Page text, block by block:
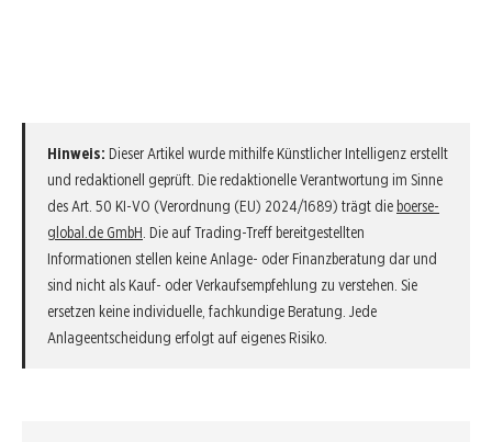
Hinweis: Dieser Artikel wurde mithilfe Künstlicher Intelligenz erstellt
und redaktionell geprüft. Die redaktionelle Verantwortung im Sinne
des Art. 50 KI-VO (Verordnung (EU) 2024/1689) trägt die boerse-
global.de GmbH. Die auf Trading-Treff bereitgestellten
Informationen stellen keine Anlage- oder Finanzberatung dar und
sind nicht als Kauf- oder Verkaufsempfehlung zu verstehen. Sie
ersetzen keine individuelle, fachkundige Beratung. Jede
Anlageentscheidung erfolgt auf eigenes Risiko.